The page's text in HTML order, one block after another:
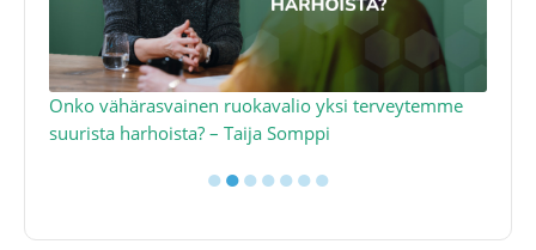
Onko vähärasvainen ruokavalio yksi terveytemme
suurista harhoista? – Taija Somppi
●●●●●●●